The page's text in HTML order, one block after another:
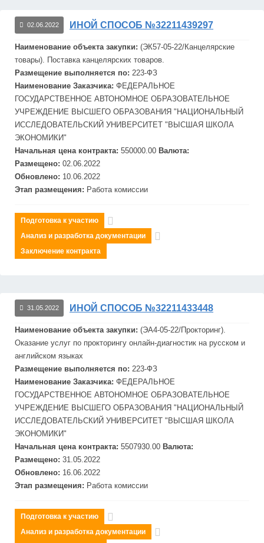
02.06.2022 ИНОЙ СПОСОБ №32211439297
Наименование объекта закупки: (ЭК57-05-22/Канцелярские
товары). Поставка канцелярских товаров.
Размещение выполняется по: 223-ФЗ
Наименование Заказчика: ФЕДЕРАЛЬНОЕ
ГОСУДАРСТВЕННОЕ АВТОНОМНОЕ ОБРАЗОВАТЕЛЬНОЕ
УЧРЕЖДЕНИЕ ВЫСШЕГО ОБРАЗОВАНИЯ "НАЦИОНАЛЬНЫЙ
ИССЛЕДОВАТЕЛЬСКИЙ УНИВЕРСИТЕТ "ВЫСШАЯ ШКОЛА
ЭКОНОМИКИ"
Начальная цена контракта: 550000.00 Валюта:
Размещено: 02.06.2022
Обновлено: 10.06.2022
Этап размещения: Работа комиссии
Подготовка к участию
Анализ и разработка документации
Заключение контракта
31.05.2022 ИНОЙ СПОСОБ №32211433448
Наименование объекта закупки: (ЭА4-05-22/Прокторинг).
Оказание услуг по прокторингу онлайн-диагностик на русском и
английском языках
Размещение выполняется по: 223-ФЗ
Наименование Заказчика: ФЕДЕРАЛЬНОЕ
ГОСУДАРСТВЕННОЕ АВТОНОМНОЕ ОБРАЗОВАТЕЛЬНОЕ
УЧРЕЖДЕНИЕ ВЫСШЕГО ОБРАЗОВАНИЯ "НАЦИОНАЛЬНЫЙ
ИССЛЕДОВАТЕЛЬСКИЙ УНИВЕРСИТЕТ "ВЫСШАЯ ШКОЛА
ЭКОНОМИКИ"
Начальная цена контракта: 5507930.00 Валюта:
Размещено: 31.05.2022
Обновлено: 16.06.2022
Этап размещения: Работа комиссии
Подготовка к участию
Анализ и разработка документации